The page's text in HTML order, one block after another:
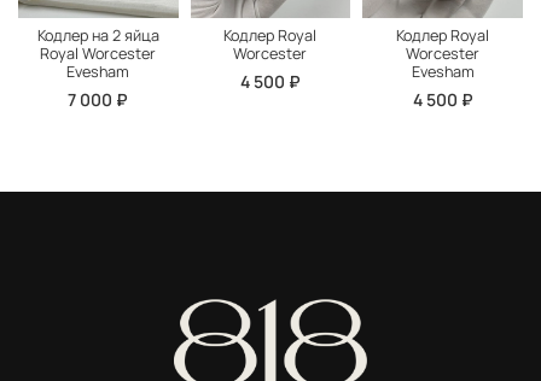
Кодлер на 2 яйца
Royal Worcester
Evesham
7 000 ₽
Кодлер Royal
Worcester
4 500 ₽
Кодлер Royal
Worcester
Evesham
4 500 ₽